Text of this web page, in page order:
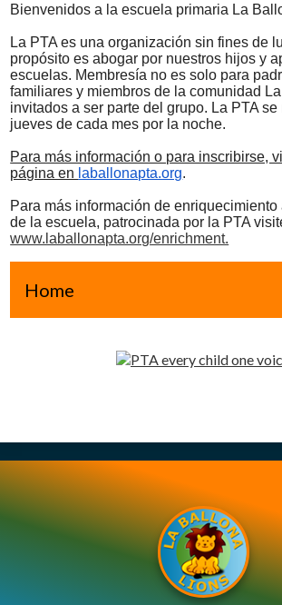
Bienvenidos a la escuela primaria La
La PTA es una organización sin fines de
propósito es abogar por nuestros hijos y
escuelas. Membresía no es solo para
familiares y miembros de la comunidad
invitados a ser parte del grupo. La PTA
jueves de cada mes por la noche.
Para más información o para inscribirse,
página en laballonapta.org.
Para más información de
de la escuela, patrocinada por la PTA
www.laballonapta.org/enrichment.
Home